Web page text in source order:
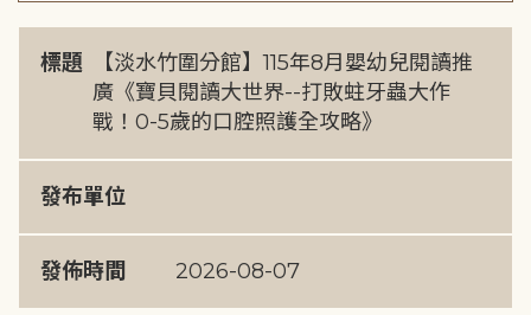
標題
【淡水竹圍分館】115年8月嬰幼兒閱讀推
廣《寶貝閱讀大世界--打敗蛀牙蟲大作
戰！0-5歲的口腔照護全攻略》
發布單位
發佈時間 2026-08-07